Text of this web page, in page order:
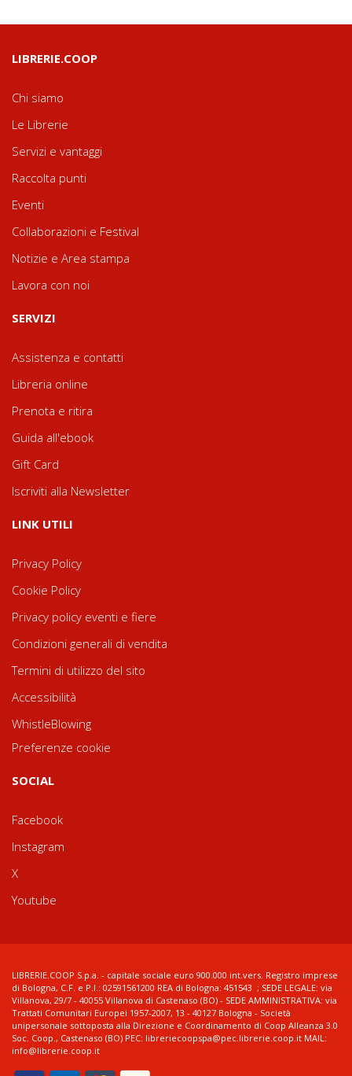
LIBRERIE.COOP
Chi siamo
Le Librerie
Servizi e vantaggi
Raccolta punti
Eventi
Collaborazioni e Festival
Notizie e Area stampa
Lavora con noi
SERVIZI
Assistenza e contatti
Libreria online
Prenota e ritira
Guida all'ebook
Gift Card
Iscriviti alla Newsletter
LINK UTILI
Privacy Policy
Cookie Policy
Privacy policy eventi e fiere
Condizioni generali di vendita
Termini di utilizzo del sito
Accessibilità
WhistleBlowing
Preferenze cookie
SOCIAL
Facebook
Instagram
X
Youtube
LIBRERIE.COOP S.p.a. - capitale sociale euro 900.000 int.vers. Registro imprese
di Bologna, C.F. e P.I.: 02591561200 REA di Bologna: 451543 ; SEDE LEGALE: via
Villanova, 29/7 - 40055 Villanova di Castenaso (BO) - SEDE AMMINISTRATIVA: via
Trattati Comunitari Europei 1957-2007, 13 - 40127 Bologna - Società
unipersonale sottoposta alla Direzione e Coordinamento di Coop Alleanza 3.0
Soc. Coop., Castenaso (BO) PEC: libreriecoopspa@pec.librerie.coop.it MAIL:
info@librerie.coop.it